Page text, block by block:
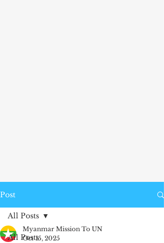
Post
All Posts
All Posts
Myanmar Mission To UN
Oct 15, 2025